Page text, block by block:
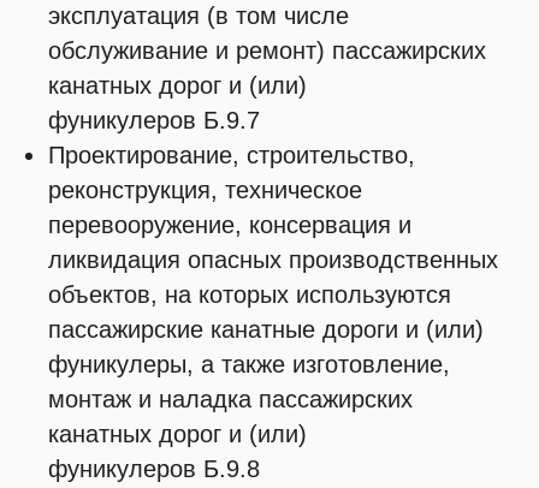
эксплуатация (в том числе
обслуживание и ремонт) пассажирских
канатных дорог и (или)
фуникулеров Б.9.7
Проектирование, строительство,
реконструкция, техническое
перевооружение, консервация и
ликвидация опасных производственных
объектов, на которых используются
пассажирские канатные дороги и (или)
фуникулеры, а также изготовление,
монтаж и наладка пассажирских
канатных дорог и (или)
фуникулеров Б.9.8